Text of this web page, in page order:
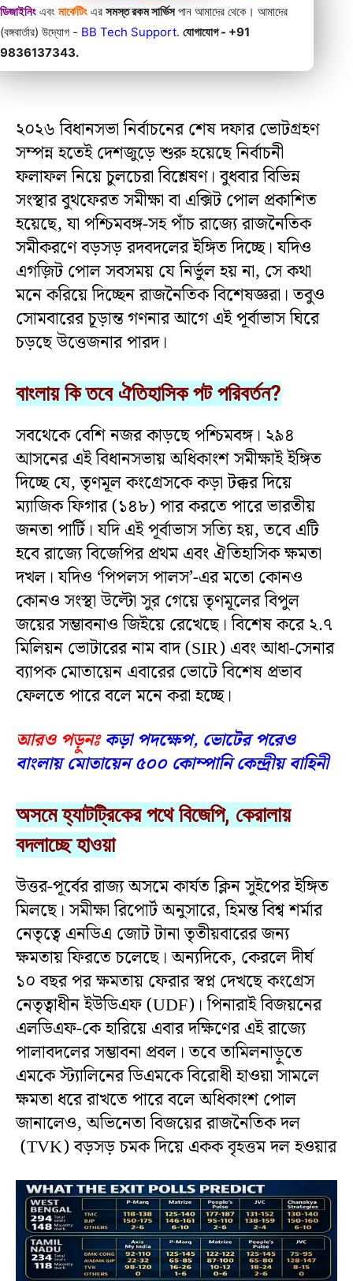
ডিজাইনিং এবং মার্কেটিং এর সমস্ত রকম সার্ভিসপান আমাদের থেকে। আমাদের
(বঙ্গবার্তার) উদ্যোগ - BB Tech Support. যোগাযোগ - +91
9836137343.
২০২৬ বিধানসভা নির্বাচনের শেষ দফার ভোটগ্রহণ
সম্পন্ন হতেই দেশজুড়ে শুরু হয়েছে নির্বাচনী
ফলাফল নিয়ে চুলচেরা বিশ্লেষণ। বুধবার বিভিন্ন
সংস্থার বুথফেরত সমীক্ষা বা এক্সিট পোল প্রকাশিত
হয়েছে, যা পশ্চিমবঙ্গ-সহ পাঁচ রাজ্যে রাজনৈতিক
সমীকরণে বড়সড় রদবদলের ইঙ্গিত দিচ্ছে। যদিও
এগজ়িট পোল সবসময় যে নির্ভুল হয় না, সে কথা
মনে করিয়ে দিচ্ছেন রাজনৈতিক বিশেষজ্ঞরা। তবুও
সোমবারের চূড়ান্ত গণনার আগে এই পূর্বাভাস ঘিরে
চড়ছে উত্তেজনার পারদ।
বাংলায় কি তবে ঐতিহাসিক পট পরিবর্তন?
সবথেকে বেশি নজর কাড়ছে পশ্চিমবঙ্গ। ২৯৪
আসনের এই বিধানসভায় অধিকাংশ সমীক্ষাই ইঙ্গিত
দিচ্ছে যে, তৃণমূল কংগ্রেসকে কড়া টক্কর দিয়ে
ম্যাজিক ফিগার (১৪৮) পার করতে পারে ভারতীয়
জনতা পার্টি। যদি এই পূর্বাভাস সত্যি হয়, তবে এটি
হবে রাজ্যে বিজেপির প্রথম এবং ঐতিহাসিক ক্ষমতা
দখল। যদিও ‘পিপলস পালস’-এর মতো কোনও
কোনও সংস্থা উল্টো সুর গেয়ে তৃণমূলের বিপুল
জয়ের সম্ভাবনাও জিইয়ে রেখেছে। বিশেষ করে ২.৭
মিলিয়ন ভোটারের নাম বাদ (SIR) এবং আধা-সেনার
ব্যাপক মোতায়েন এবারের ভোটে বিশেষ প্রভাব
ফেলতে পারে বলে মনে করা হচ্ছে।
আরও পড়ুনঃ কড়া পদক্ষেপ, ভোটের পরেও
বাংলায় মোতায়েন ৫০০ কোম্পানি কেন্দ্রীয় বাহিনী
অসমে হ্যাটট্রিকের পথে বিজেপি, কেরালায়
বদলাচ্ছে হাওয়া
উত্তর-পূর্বের রাজ্য অসমে কার্যত ক্লিন সুইপের ইঙ্গিত
মিলছে। সমীক্ষা রিপোর্ট অনুসারে, হিমন্ত বিশ্ব শর্মার
নেতৃত্বে এনডিএ জোট টানা তৃতীয়বারের জন্য
ক্ষমতায় ফিরতে চলেছে। অন্যদিকে, কেরলে দীর্ঘ
১০ বছর পর ক্ষমতায় ফেরার স্বপ্ন দেখছে কংগ্রেস
নেতৃত্বাধীন ইউডিএফ (UDF)। পিনারাই বিজয়নের
এলডিএফ-কে হারিয়ে এবার দক্ষিণের এই রাজ্যে
পালাবদলের সম্ভাবনা প্রবল। তবে তামিলনাড়ুতে
এমকে স্ট্যালিনের ডিএমকে বিরোধী হাওয়া সামলে
ক্ষমতা ধরে রাখতে পারে বলে অধিকাংশ পোল
জানালেও, অভিনেতা বিজয়ের রাজনৈতিক দল
(TVK) বড়সড় চমক দিয়ে একক বৃহত্তম দল হওয়ার